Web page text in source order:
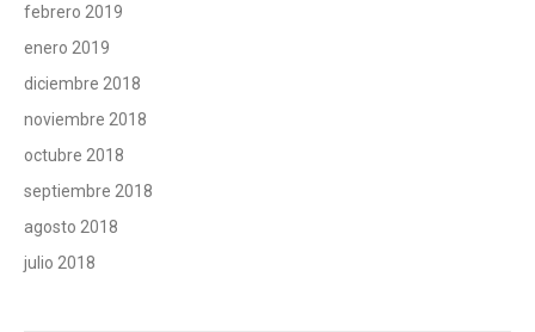
febrero 2019
enero 2019
diciembre 2018
noviembre 2018
octubre 2018
septiembre 2018
agosto 2018
julio 2018